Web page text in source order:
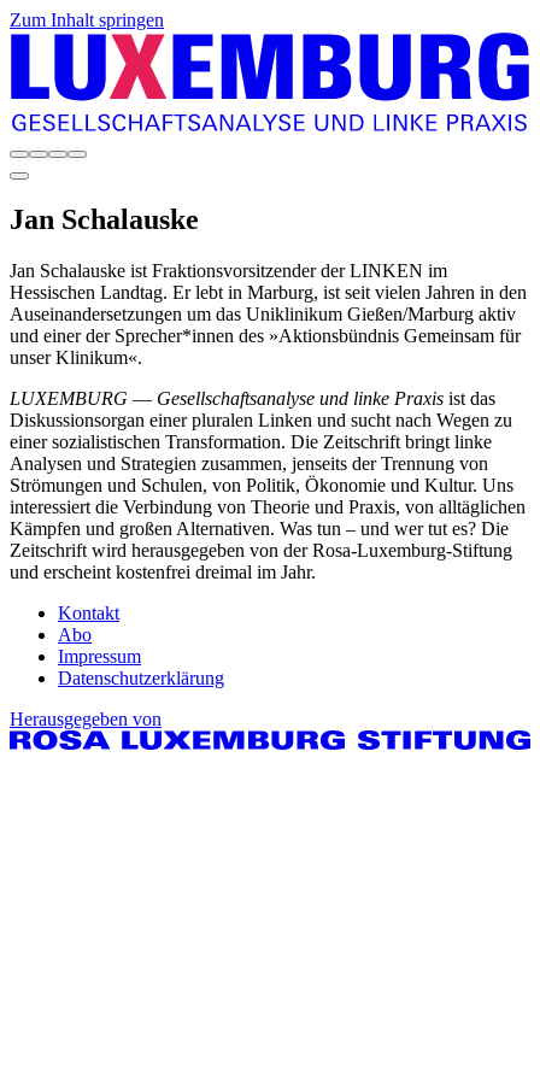
Zum Inhalt springen
Jan Schalauske
Jan Schalauske ist Fraktionsvorsitzender der LINKEN im
Hessischen Landtag. Er lebt in Marburg, ist seit vielen Jahren in den
Auseinandersetzungen um das Uniklinikum Gießen/Marburg aktiv
und einer der Sprecher*innen des »Aktionsbündnis Gemeinsam für
unser Klinikum«.
LUXEMBURG — Gesellschaftsanalyse und linke Praxis ist das
Diskussionsorgan einer pluralen Linken und sucht nach Wegen zu
einer sozialistischen Transformation. Die Zeitschrift bringt linke
Analysen und Strategien zusammen, jenseits der Trennung von
Strömungen und Schulen, von Politik, Ökonomie und Kultur. Uns
interessiert die Verbindung von Theorie und Praxis, von alltäglichen
Kämpfen und großen Alternativen. Was tun – und wer tut es? Die
Zeitschrift wird herausgegeben von der Rosa-Luxemburg-Stiftung
und erscheint kostenfrei dreimal im Jahr.
Kontakt
Abo
Impressum
Datenschutzerklärung
Herausgegeben von